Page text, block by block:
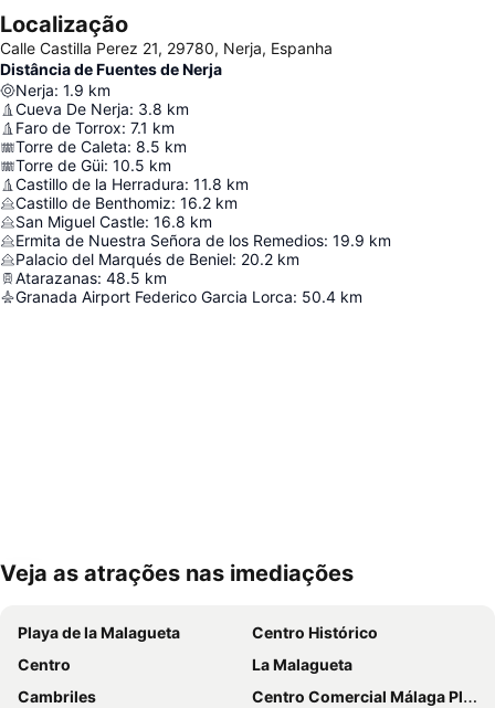
Localização
Calle Castilla Perez 21, 29780, Nerja, Espanha
Distância de Fuentes de Nerja
Nerja: 1.9 km
Cueva De Nerja: 3.8 km
Faro de Torrox: 7.1 km
Torre de Caleta: 8.5 km
Torre de Güi: 10.5 km
Castillo de la Herradura: 11.8 km
Castillo de Benthomiz: 16.2 km
San Miguel Castle: 16.8 km
Ermita de Nuestra Señora de los Remedios: 19.9 km
Palacio del Marqués de Beniel: 20.2 km
Atarazanas: 48.5 km
Granada Airport Federico Garcia Lorca: 50.4 km
Ampliar mapa
Veja as atrações nas imediações
Playa de la Malagueta
Centro Histórico
Centro
La Malagueta
Cambriles
Centro Comercial Málaga Plaza